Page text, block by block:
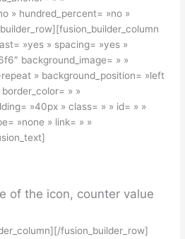
» hundred_percent= »no »
»yes » spacing= »yes »
background_image= » »
» background_position= »left
» »
»40px » class= » » id= » »
»none » link= » »
of the icon, counter value
fusion_builder_row]